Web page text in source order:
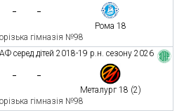
- -
Рома 18
гімназія №98
серед дітей 2018-19 р.н. сезону 2026
- -
Металург 18 (2)
гімназія №98